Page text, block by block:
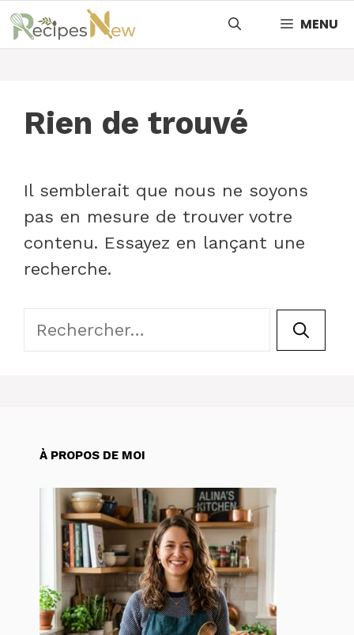
Aller
au
MENU
Rien de trouvé
Il semblerait que nous ne soyons
pas en mesure de trouver votre
contenu. Essayez en lançant une
recherche.
Rechercher :
À PROPOS DE MOI